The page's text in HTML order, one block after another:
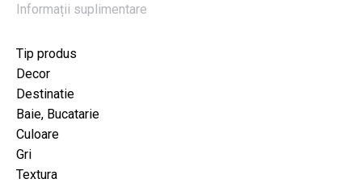
Informații suplimentare
Tip produs
Decor
Destinatie
Baie, Bucatarie
Culoare
Gri
Textura